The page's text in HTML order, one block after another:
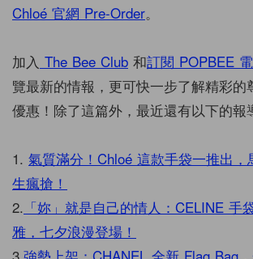
Chloé 官網 Pre-Order。
加入 The Bee Club 和訂閱 POPBEE
覽最新的情報，更可快一步了解精彩的
優惠！除了這篇外，最近還有以下的報
1. 氣質滿分！Chloé 這款手袋一推出
生瘋搶！
2. 「妳」就是自己的情人：CELINE 手
雅，七夕浪漫登場！